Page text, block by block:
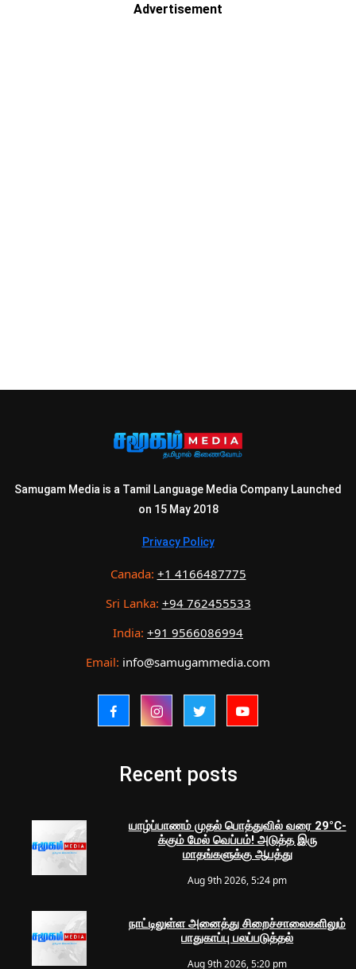
Advertisement
Samugam Media is a Tamil Language Media Company Launched
on 15 May 2018
Privacy Policy
Canada: +1 4166487775
Sri Lanka: +94 762455533
India: +91 9566086994
Email: info@samugammedia.com
Recent posts
யாழ்ப்பாணம் முதல் பொத்துவில் வரை 29°C-
க்கும் மேல் வெப்பம்! அடுத்த இரு
மாதங்களுக்கு ஆபத்து
Aug 9th 2026, 5:24 pm
நாட்டிலுள்ள அனைத்து சிறைச்சாலைகளிலும்
பாதுகாப்பு பலப்படுத்தல்
Aug 9th 2026, 5:20 pm